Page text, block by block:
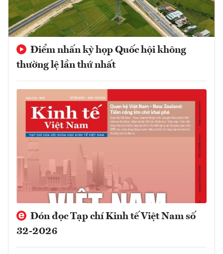
Điểm nhấn kỳ họp Quốc hội không
thường lệ lần thứ nhất
Đón đọc Tạp chí Kinh tế Việt Nam số
32-2026